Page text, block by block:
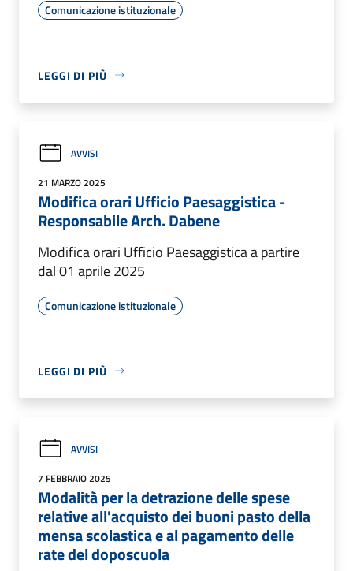
Comunicazione istituzionale
LEGGI DI PIÙ
AVVISI
21 MARZO 2025
Modifica orari Ufficio Paesaggistica -
Responsabile Arch. Dabene
Modifica orari Ufficio Paesaggistica a partire
dal 01 aprile 2025
Comunicazione istituzionale
LEGGI DI PIÙ
AVVISI
7 FEBBRAIO 2025
Modalità per la detrazione delle spese
relative all'acquisto dei buoni pasto della
mensa scolastica e al pagamento delle
rate del doposcuola